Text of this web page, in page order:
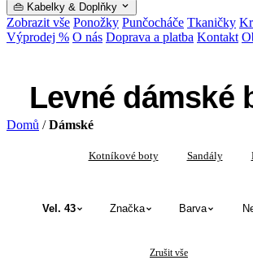
👜 Kabelky & Doplňky
Zobrazit vše Ponožky Punčocháče Tkaničky
Výprodej % O nás Doprava a platba Kontakt
Levné dámské
Domů / Dámské
Kotníkové boty Sandály
Vel. 43 Značka Barva
Zrušit vše